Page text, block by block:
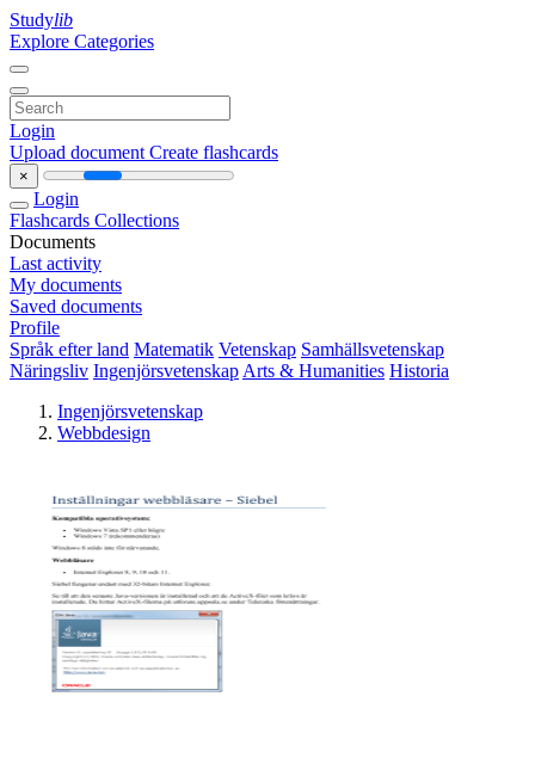
Studylib
Explore Categories
Login
Upload document Create flashcards
×
Login
Flashcards Collections
Documents
Last activity
My documents
Saved documents
Profile
Språk efter land Matematik Vetenskap Samhällsvetenskap
Näringsliv Ingenjörsvetenskap Arts & Humanities Historia
Ingenjörsvetenskap
Webbdesign